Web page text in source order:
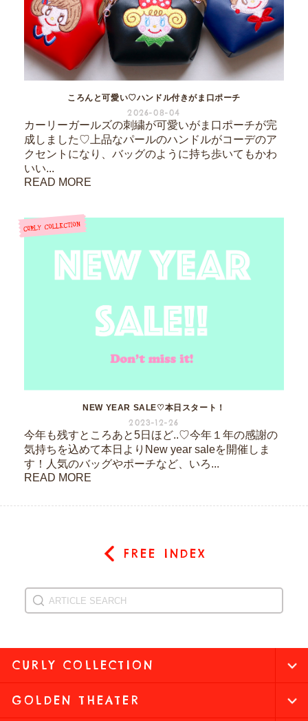
ころんと可愛い♡ハンドル付きがま口ポーチ
2026-08-04
カーリーガールズの刺繍が可愛いがま口ポーチが完
成しました♡上品なパールのハンドルがコーデのア
クセントになり、バッグのように持ち歩いてもかわ
いい...
READ MORE
NEW YEAR SALE♡本日スタート！
2023-12-26
今年も残すところあと5日ほど..♡今年１年の感謝の
気持ちを込めて本日よりNew year saleを開催しま
す！人気のバッグやポーチなど、いろ...
READ MORE
FREE INDEX
CURLY COLLECTION
GOLDEN THEATER